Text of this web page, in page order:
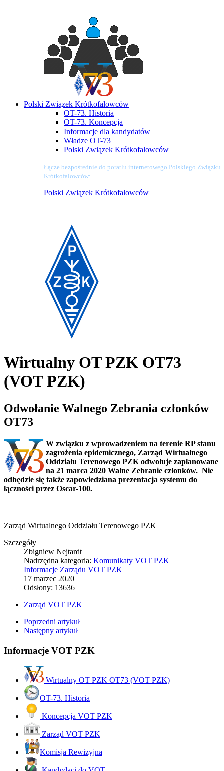
Polski Związek Krótkofalowców
OT-73. Historia
OT-73. Koncepcja
Informacje dla kandydatów
Władze OT-73
Polski Związek Krótkofalowców
Łącze bezpośrednie do poratlu internetowego Polskiego Związku
Krótkofalowców:
Polski Związek Krótkofalowców
Wirtualny OT PZK OT73
(VOT PZK)
Odwołanie Walnego Zebrania członków
OT73
W związku z wprowadzeniem na terenie RP stanu
zagrożenia epidemicznego, Zarząd Wirtualnego
Oddziału Terenowego PZK odwołuje zaplanowane
na 21 marca 2020 Walne Zebranie członków. Nie
odbędzie się także zapowiedziana prezentacja systemu do
łączności przez Oscar-100.
Zarząd Wirtualnego Oddziału Terenowego PZK
Szczegóły
Zbigniew Nejtardt
Nadrzędna kategoria: Komunikaty VOT PZK
Informacje Zarządu VOT PZK
17 marzec 2020
Odsłony: 13636
Zarząd VOT PZK
Poprzedni artykuł
Następny artykuł
Informacje VOT PZK
Wirtualny OT PZK OT73 (VOT PZK)
OT-73. Historia
Koncepcja VOT PZK
Zarząd VOT PZK
Komisja Rewizyjna